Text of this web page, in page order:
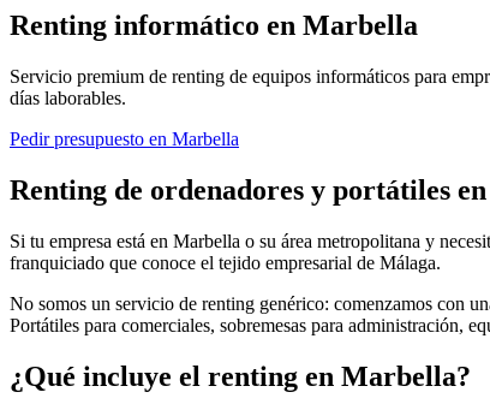
Renting informático en Marbella
Servicio premium de renting de equipos informáticos para
días laborables.
Pedir presupuesto en Marbella
Renting de ordenadores y portátiles en
Si tu empresa está en Marbella o su área metropolitana y
franquiciado que conoce el tejido empresarial de Málaga.
No somos un servicio de renting genérico: comenzamos con
Portátiles para comerciales, sobremesas para administración,
¿Qué incluye el renting en Marbella?